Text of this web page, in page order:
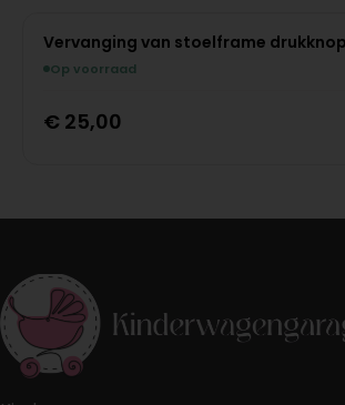
Vervanging van stoelframe
Op voorraad
€ 25,00